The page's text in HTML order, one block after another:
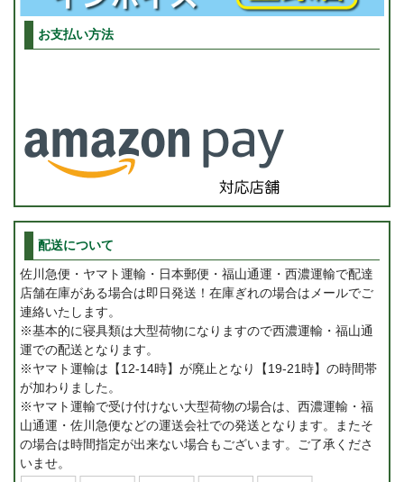
お支払い方法
配送について
佐川急便・ヤマト運輸・日本郵便・福山通運・西濃運輸で配達
店舗在庫がある場合は即日発送！在庫ぎれの場合はメールでご
連絡いたします。
※基本的に寝具類は大型荷物になりますので西濃運輸・福山通
運での配送となります。
※ヤマト運輸は【12-14時】が廃止となり【19-21時】の時間帯
が加わりました。
※ヤマト運輸で受け付けない大型荷物の場合は、西濃運輸・福
山通運・佐川急便などの運送会社での発送となります。またそ
の場合は時間指定が出来ない場合もございます。ご了承くださ
いませ。